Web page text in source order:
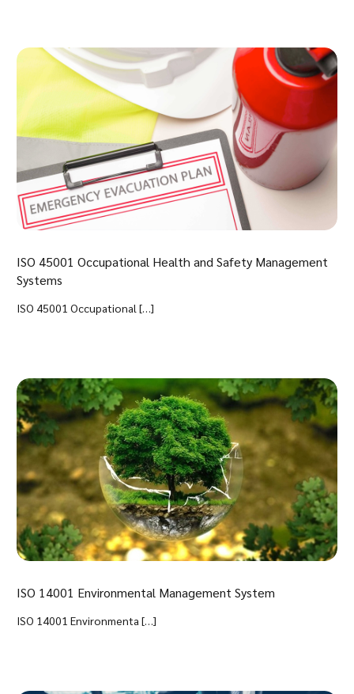
ISO 45001 Occupational Health and Safety Management
Systems
ISO 45001 Occupational […]
ISO 14001 Environmental Management System
ISO 14001 Environmenta […]